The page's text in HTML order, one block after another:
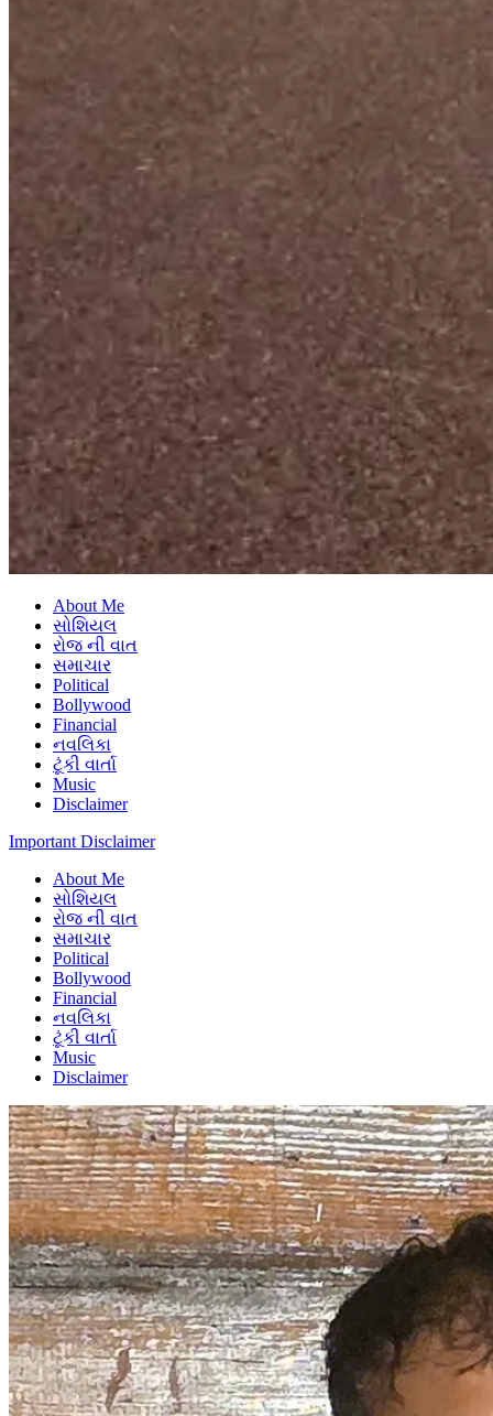
About Me
સોશિયલ
રોજ ની વાત
સમાચાર
Political
Bollywood
Financial
નવલિકા
ટૂંકી વાર્તા
Music
Disclaimer
Important Disclaimer
About Me
સોશિયલ
રોજ ની વાત
સમાચાર
Political
Bollywood
Financial
નવલિકા
ટૂંકી વાર્તા
Music
Disclaimer